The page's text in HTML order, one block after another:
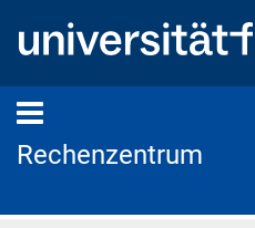
Rechenzentrum